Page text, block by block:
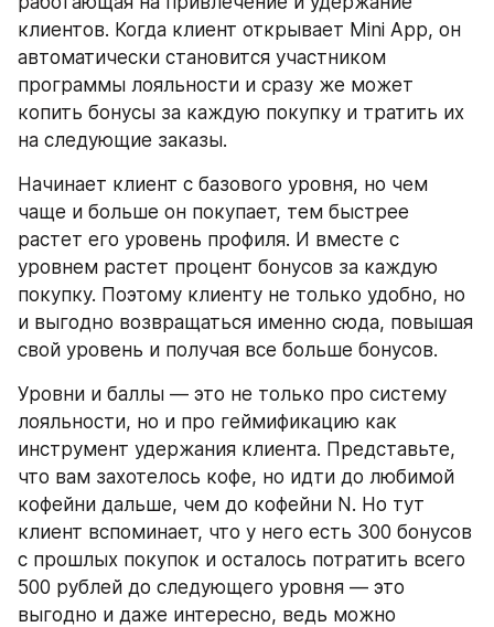
клиентов. Когда клиент открывает Mini App, он
автоматически становится участником
программы лояльности и сразу же может
копить бонусы за каждую покупку и тратить их
на следующие заказы.
Начинает клиент с базового уровня, но чем
чаще и больше он покупает, тем быстрее
растет его уровень профиля. И вместе с
уровнем растет процент бонусов за каждую
покупку. Поэтому клиенту не только удобно, но
и выгодно возвращаться именно сюда, повышая
свой уровень и получая все больше бонусов.
Уровни и баллы — это не только про систему
лояльности, но и про геймификацию как
инструмент удержания клиента. Представьте,
что вам захотелось кофе, но идти до любимой
кофейни дальше, чем до кофейни N. Но тут
клиент вспоминает, что у него есть 300 бонусов
с прошлых покупок и осталось потратить всего
500 рублей до следующего уровня — это
выгодно и даже интересно, ведь можно